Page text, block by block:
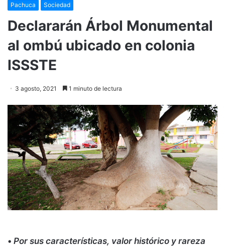
Pachuca Sociedad
Declararán Árbol Monumental
al ombú ubicado en colonia
ISSSTE
3 agosto, 2021 1 minuto de lectura
• Por sus características, valor histórico y rareza